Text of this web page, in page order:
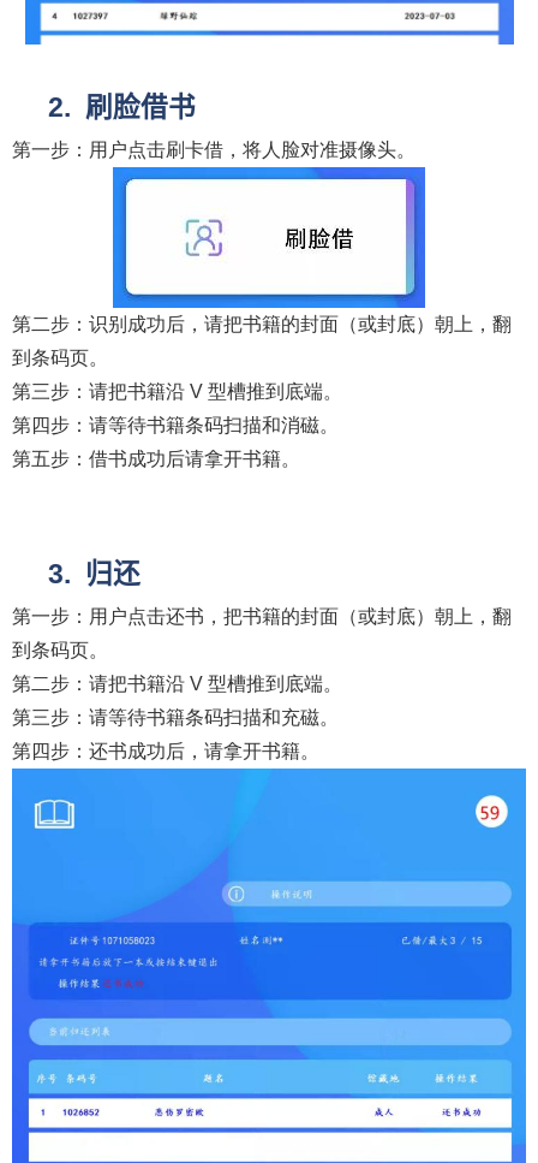
刷脸借书
第一步：用户点击刷卡借，将人脸对准摄像头。
第二步：识别成功后，请把书籍的封面（或封底）朝上，翻
到条码页。
第三步：请把书籍沿 V 型槽推到底端。
第四步：请等待书籍条码扫描和消磁。
第五步：借书成功后请拿开书籍。
归还
第一步：用户点击还书，把书籍的封面（或封底）朝上，翻
到条码页。
第二步：请把书籍沿 V 型槽推到底端。
第三步：请等待书籍条码扫描和充磁。
第四步：还书成功后，请拿开书籍。